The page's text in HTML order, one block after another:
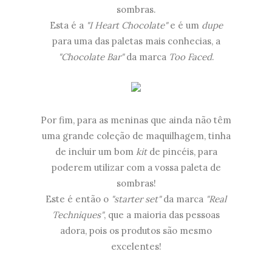
sombras.
Esta é a "I Heart Chocolate"e é um dupe
para uma das paletas mais conhecias, a
"Chocolate Bar"da marca Too Faced.
Por fim, para as meninas que ainda não têm
uma grande coleção de maquilhagem, tinha
de incluir um bom kit de pincéis, para
poderem utilizar com a vossa paleta de
sombras!
Este é então o "starter set"da marca "Real
Techniques", que a maioria das pessoas
adora, pois os produtos são mesmo
excelentes!